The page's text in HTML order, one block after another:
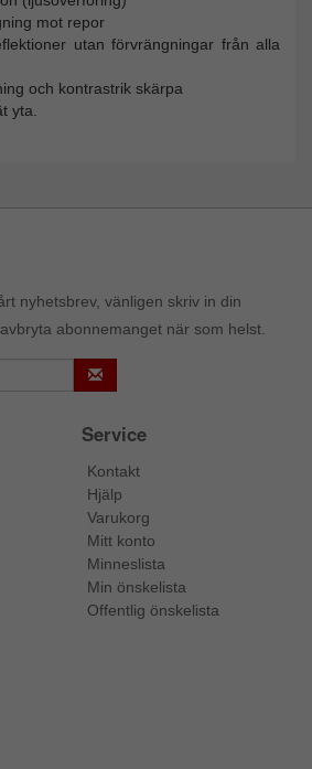
mot repor
utan förvrängningar från alla
och kontrastrik skärpa
yta.
nyhetsbrev, vänligen skriv in din
abonnemanget när som helst.
Service
Kontakt
Hjälp
Varukorg
Mitt konto
Minneslista
Min önskelista
Offentlig önskelista